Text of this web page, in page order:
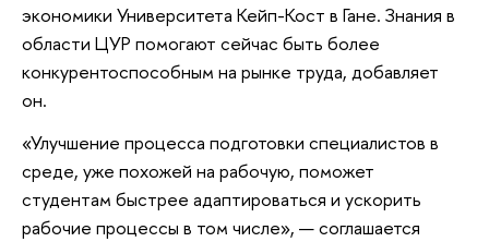
экономики Университета Кейп-Кост в Гане. Знания в
области ЦУР помогают сейчас быть более
конкурентоспособным на рынке труда, добавляет
он.
«Улучшение процесса подготовки специалистов в
среде, уже похожей на рабочую, поможет
студентам быстрее адаптироваться и ускорить
рабочие процессы в том числе», — соглашается